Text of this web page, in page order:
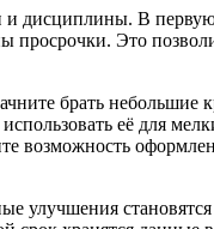
и дисциплины. В первую
Это
брать небольшие
её для
возможность
улучшения становятся